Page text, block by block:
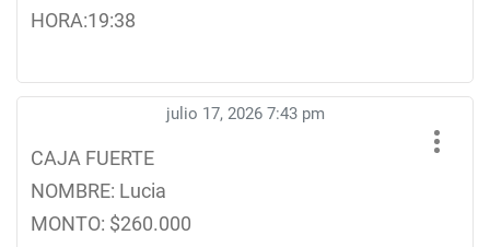
HORA:19:38
julio 17, 2026 7:43 pm
CAJA FUERTE
NOMBRE: Lucia
MONTO: $260.000